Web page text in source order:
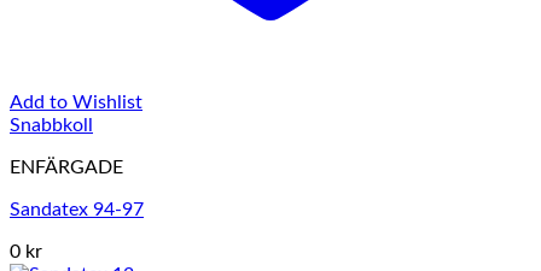
Add to Wishlist
Snabbkoll
ENFÄRGADE
Sandatex 94-97
0 kr